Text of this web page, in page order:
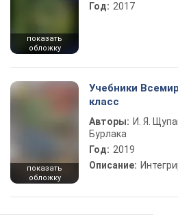
показать
обложку
Год: 2017
показать
обложку
Учебники
класс
Авторы: И. Я.
Бурлака
Год: 2019
Описание: